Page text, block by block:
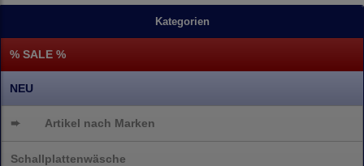
Kategorien
% SALE %
NEU
➨ Artikel nach Marken
Schallplattenwäsche